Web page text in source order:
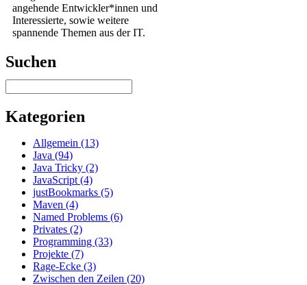
angehende Entwickler*innen und
Interessierte, sowie weitere
spannende Themen aus der IT.
Suchen
Kategorien
Allgemein (13)
Java (94)
Java Tricky (2)
JavaScript (4)
justBookmarks (5)
Maven (4)
Named Problems (6)
Privates (2)
Programming (33)
Projekte (7)
Rage-Ecke (3)
Zwischen den Zeilen (20)